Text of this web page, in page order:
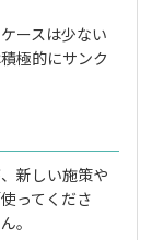
ースは少ない
極的にサンク
新しい施策や
ってくださ
。